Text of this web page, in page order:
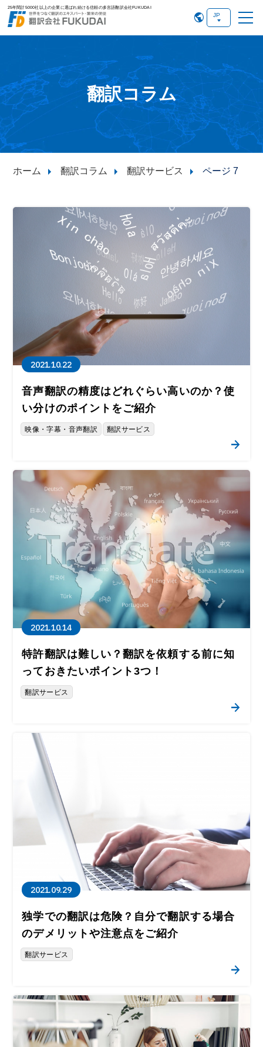
25年間計5000社以上の企業に選ばれ続ける信頼の多言語翻訳会社FUKUDAI
翻訳コラム
ホーム 翻訳コラム 翻訳サービス ページ 7
2021.10.22
音声翻訳の精度はどれぐらい高いのか？使
い分けのポイントをご紹介
映像・字幕・音声翻訳 翻訳サービス
2021.10.14
特許翻訳は難しい？翻訳を依頼する前に知
っておきたいポイント3つ！
翻訳サービス
2021.09.29
独学での翻訳は危険？自分で翻訳する場合
のデメリットや注意点をご紹介
翻訳サービス